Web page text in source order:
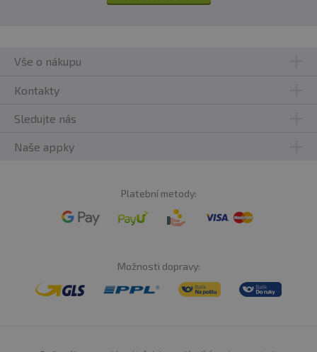
Vše o nákupu
Kontakty
Sledujte nás
Naše appky
Platební metody:
Možnosti dopravy: